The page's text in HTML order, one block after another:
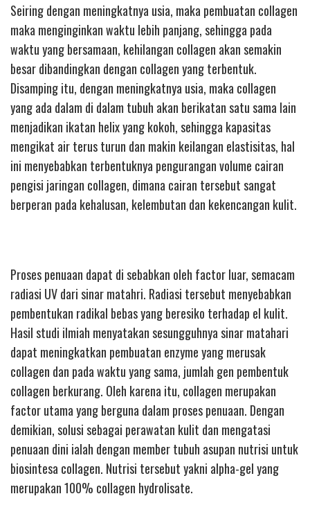
Seiring dengan meningkatnya usia, maka pembuatan collagen
maka menginginkan waktu lebih panjang, sehingga pada
waktu yang bersamaan, kehilangan collagen akan semakin
besar dibandingkan dengan collagen yang terbentuk.
Disamping itu, dengan meningkatnya usia, maka collagen
yang ada dalam di dalam tubuh akan berikatan satu sama lain
menjadikan ikatan helix yang kokoh, sehingga kapasitas
mengikat air terus turun dan makin keilangan elastisitas, hal
ini menyebabkan terbentuknya pengurangan volume cairan
pengisi jaringan collagen, dimana cairan tersebut sangat
berperan pada kehalusan, kelembutan dan kekencangan kulit.
Proses penuaan dapat di sebabkan oleh factor luar, semacam
radiasi UV dari sinar matahri. Radiasi tersebut menyebabkan
pembentukan radikal bebas yang beresiko terhadap el kulit.
Hasil studi ilmiah menyatakan sesungguhnya sinar matahari
dapat meningkatkan pembuatan enzyme yang merusak
collagen dan pada waktu yang sama, jumlah gen pembentuk
collagen berkurang. Oleh karena itu, collagen merupakan
factor utama yang berguna dalam proses penuaan. Dengan
demikian, solusi sebagai perawatan kulit dan mengatasi
penuaan dini ialah dengan member tubuh asupan nutrisi untuk
biosintesa collagen. Nutrisi tersebut yakni alpha-gel yang
merupakan 100% collagen hydrolisate.